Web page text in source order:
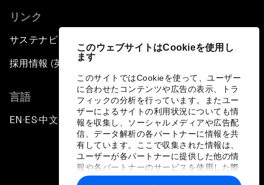
このウェブサイトはCookieを使用し
ます
このサイトではCookieを使って、ユーザー
に合わせたコンテンツや広告の表示、トラ
フィックの分析を行っています。またユー
ザーによるサイトの利用状況についても情
報を収集し、ソーシャルメディアや広告配
信、データ解析の各パートナーに情報を共
有しています。ここで収集された情報は、
ユーザーが各パートナーに提供した他の情
報や各パートナーのサービスを使用した際
に収集された情報と組み合わされ、各パー
リンク
サステナビリティへの取り組み
採用情報 (英語のみ)
言語
EN ▪ES▪中文▪ 日本語